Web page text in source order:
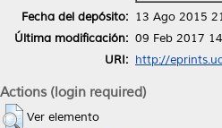
Fecha del depósito: 13 Ago 2015
Última modificación: 09 Feb 2017
URI: http://
Actions (login required)
Ver elemento